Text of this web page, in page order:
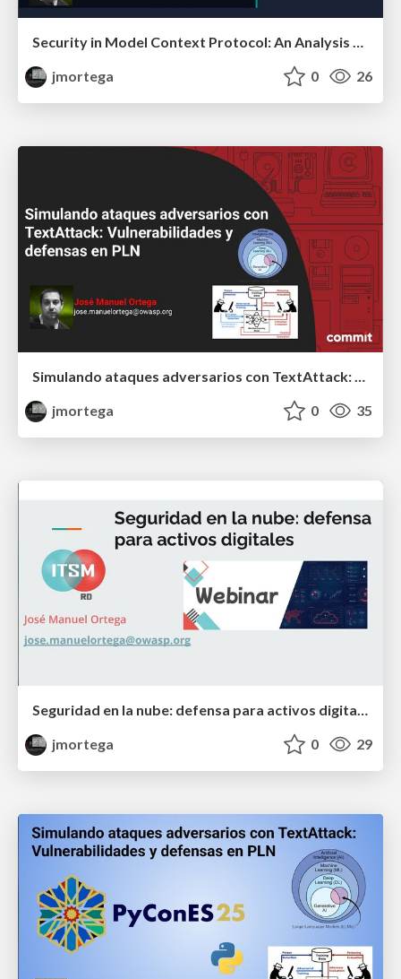
Security in Model Context Protocol: An Analysis of the OWASP MCP Top 10
jmortega
0 26
jmortega
0 35
Seguridad en la nube: defensa para activos digitales
jmortega
0 29